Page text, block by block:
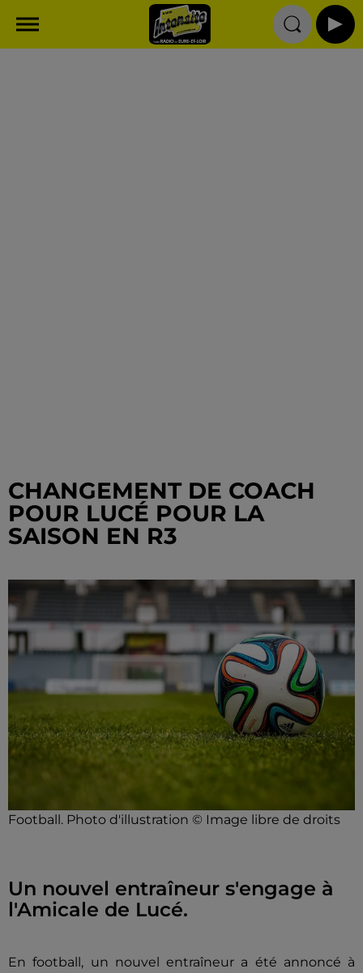
CHANGEMENT DE COACH
POUR LUCÉ POUR LA
SAISON EN R3
Football. Photo d'illustration © Image libre de droits
Un nouvel entraîneur s'engage à
l'Amicale de Lucé.
En football, un nouvel entraîneur a été annoncé à